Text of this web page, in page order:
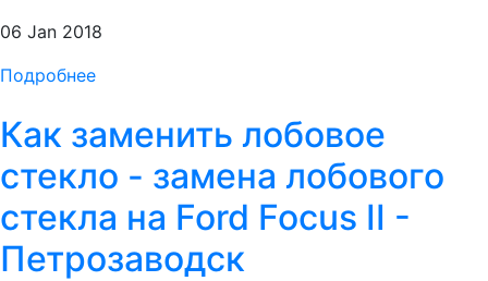
06 Jan 2018
Подробнее
Как заменить лобовое
стекло - замена лобового
стекла на Ford Focus II -
Петрозаводск